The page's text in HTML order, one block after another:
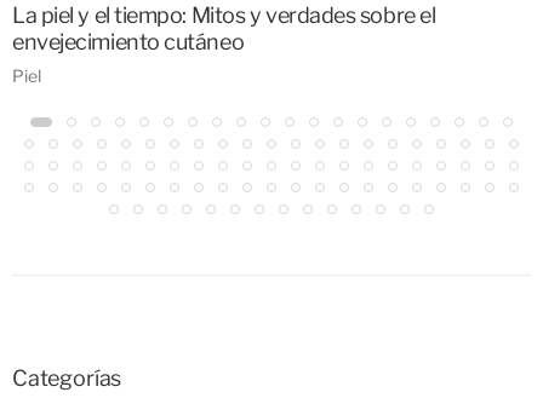
La piel y el tiempo: Mitos y verdades sobre el
envejecimiento cutáneo
Piel
Categorías